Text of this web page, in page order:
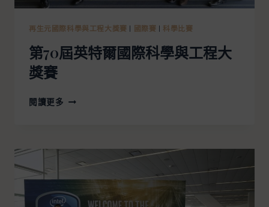
再生元國際科學與工程大獎賽 國際賽 科學比賽
第70屆英特爾國際科學與工程大
獎賽
閱讀更多